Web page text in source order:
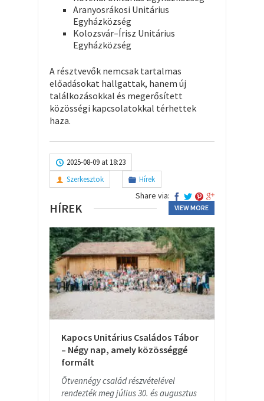
Aranyosrákosi Unitárius
Egyházközség
Kolozsvár–Írisz Unitárius
Egyházközség
A résztvevők nemcsak tartalmas
előadásokat hallgattak, hanem új
találkozásokkal és megerősített
közösségi kapcsolatokkal térhettek
haza.
2025-08-09 at 18:23
Szerkesztok
Hírek
Share via:
HÍREK VIEW MORE
Kapocs Unitárius Családos Tábor
– Négy nap, amely közösséggé
formált
Ötvennégy család részvételével
rendezték meg július 30. és augusztus